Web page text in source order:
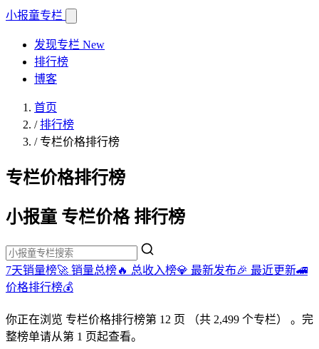
小报童专栏
发现专栏 New
排行榜
博客
首页
/排行榜
/专栏价格排行榜
专栏价格排行榜
小报童 专栏价格 排行榜
7天销量榜🚀 销量总榜🔥 总收入榜💎 最新发布🎉 最近更新🚄
价格排行榜💰
你正在浏览 专栏价格排行榜第 12 页 （共 2,499 个专栏）
。完
整榜单请从第 1 页起查看。